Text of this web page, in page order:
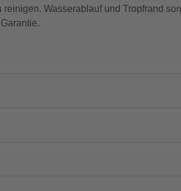
Wasserablauf und Tropfrand